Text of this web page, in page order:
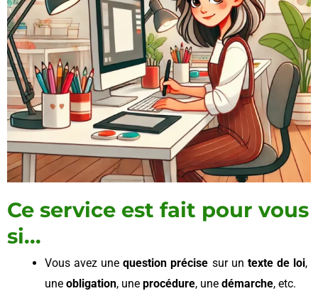
Ce service est fait pour vous
si...
Vous avez unequestion précise sur un texte de loi,
une obligation, une procédure, une démarche, etc.